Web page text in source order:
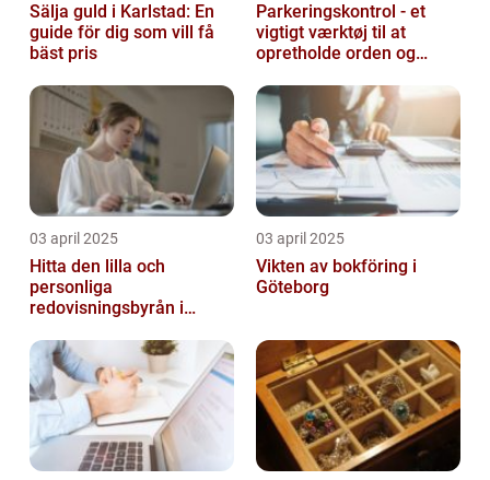
Sälja guld i Karlstad: En
guide för dig som vill få
bäst pris
Parkeringskontrol - et
vigtigt værktøj til at
opretholde orden og
03 april 2025
Hitta den lilla och
personliga
redovisningsbyrån i
03 april 2025
Vikten av bokföring i
Göteborg